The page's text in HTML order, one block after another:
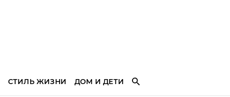
СТИЛЬ ЖИЗНИ ДОМ И ДЕТИ